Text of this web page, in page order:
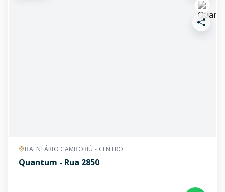
BALNEÁRIO CAMBORIÚ - CENTRO
Quantum - Rua 2850